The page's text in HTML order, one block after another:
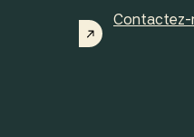
Contactez-